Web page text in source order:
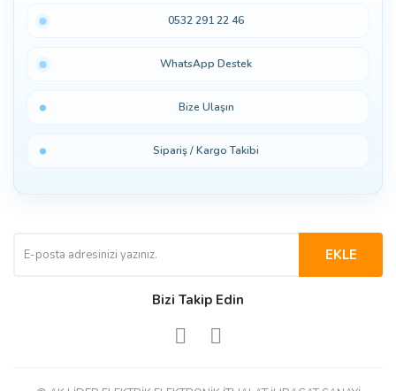
0532 291 22 46
WhatsApp Destek
Bize Ulaşın
Sipariş / Kargo Takibi
EKLE
Bizi Takip Edin